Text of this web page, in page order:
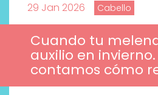
29 Jan 2026 Cabello
Cuando tu
auxilio en invierno.
contamos cómo